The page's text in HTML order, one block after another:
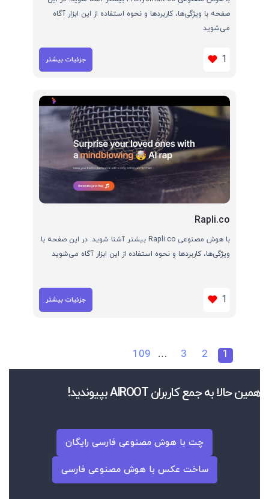
صفحه با ویژگی‌ها، کاربردها و نحوه استفاده از این ابزار آگاه
می‌شوید
1 جزئیات بیشتر
Rapli.co
با هوش مصنوعی Rapli.co بیشتر آشنا شوید. در این صفحه با
ویژگی‌ها، کاربردها و نحوه استفاده از این ابزار آگاه می‌شوید
1 جزئیات بیشتر
1
2
3
…
109
همین حالا به جمع کاربران AIROOT بپیوندید!
چت با هوش مصنوعی فارسی رایگان
ساخت عکس با هوش مصنوعی فارسی